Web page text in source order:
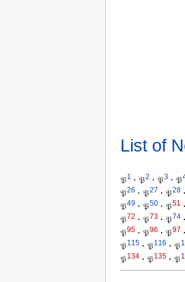
List of
𝔓1 · 𝔓2 · 𝔓3 · 𝔓
𝔓26 · 𝔓27 · 𝔓28 ·
𝔓49 · 𝔓50 · 𝔓51 ·
𝔓72 · 𝔓73 · 𝔓74 ·
𝔓95 · 𝔓96 · 𝔓97 ·
𝔓115 · 𝔓116 · 𝔓
𝔓134 · 𝔓135 · 𝔓